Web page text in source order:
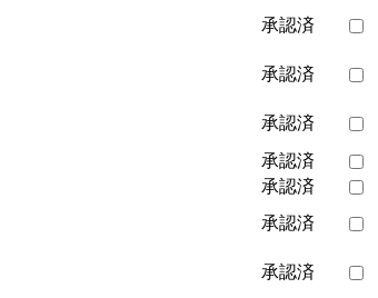
承認済
承認済
承認済
承認済
承認済
承認済
承認済